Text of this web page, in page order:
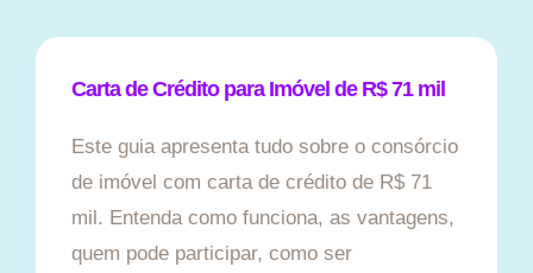
Carta de Crédito para Imóvel de R$ 71 mil
Este guia apresenta tudo sobre o consórcio
de imóvel com carta de crédito de R$ 71
mil. Entenda como funciona, as vantagens,
quem pode participar, como ser